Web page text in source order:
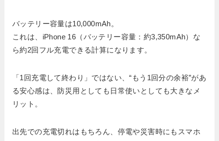
バッテリー容量は10,000mAh。
これは、iPhone 16（バッテリー容量：約3,350mAh）な
ら約2回フル充電できる計算になります。
「1回充電して終わり」ではない、“もう1回分の余裕”があ
る安心感は、防災用としても日常使いとしても大きなメ
リット。
出先での充電切れはもちろん、停電や災害時にもスマホ